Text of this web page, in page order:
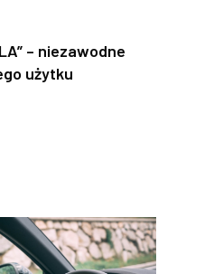
– niezawodne
użytku